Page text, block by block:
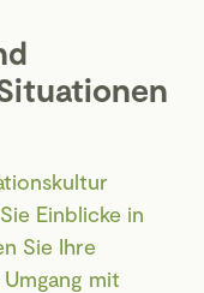
Einblicke in
Sie Ihre
mit